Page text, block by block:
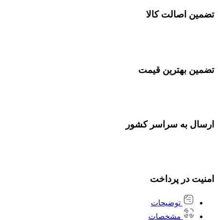
تضمین اصالت کالا
تضمین بهترین قیمت
ارسال به سراسر کشور
امنیت در پرداخت
توضیحات
مشخصات